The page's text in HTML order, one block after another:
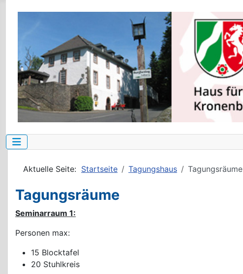
Aktuelle Seite: Startseite Tagungshaus Tagungsräume
Tagungsräume
Seminarraum 1:
Personen max:
15 Blocktafel
20 Stuhlkreis